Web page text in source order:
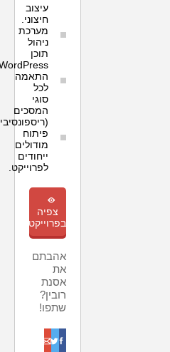
עיצוב
חיצוני.
מערכת
ניהול
תוכן
התאמה
לכל
סוגי
המסכים
פיתוח
מודולים
ייחודים
לפרוייקט.
m
צפיה
בפרוייקט
אהבתם
את
אסנת
רובין?
שתפו!
f
t
o